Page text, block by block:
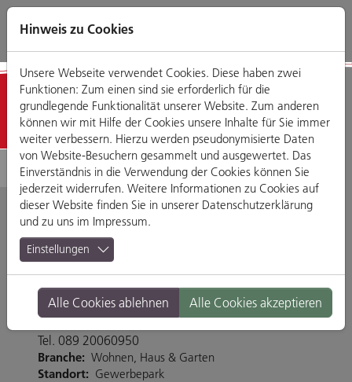
Direkt
zum
Zum
Hauptmenü
Zum
Footermenü
Zur
Website-
Detailansicht
DIE KÜCHE DIREKT -
Regensburg GmbH
Im Gewerbepark D 21, 93059 Regensburg
Tel. 089 20060950
Branche: Wohnen, Haus & Garten
Standort: Gewerbepark
Hinweis zu Cookies
Unsere Webseite verwendet Cookies. Diese haben zwei
Funktionen: Zum einen sind sie erforderlich für die
grundlegende Funktionalität unserer Website. Zum anderen
können wir mit Hilfe der Cookies unsere Inhalte für Sie immer
weiter verbessern. Hierzu werden pseudonymisierte Daten
von Website-Besuchern gesammelt und ausgewertet. Das
Einverständnis in die Verwendung der Cookies können Sie
jederzeit widerrufen. Weitere Informationen zu Cookies auf
dieser Website finden Sie in unserer Datenschutzerklärung
und zu uns im Impressum.
Einstellungen
Alle Cookies ablehnen Alle Cookies akzeptieren